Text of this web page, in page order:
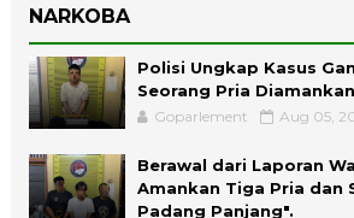
NARKOBA
Polisi Ungkap Kasus
Seorang Pria Diamankan
Goparlement Aug 05,
Berawal dari Laporan
Amankan Tiga Pria dan
Padang Panjang".